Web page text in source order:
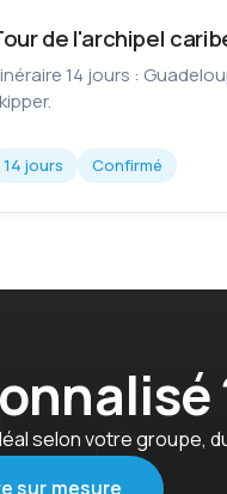
de l'archipel
14 jours :
14 jours Confirmé
selon votre groupe,
sur mesure